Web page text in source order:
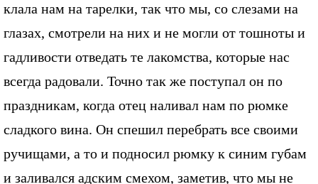
клала нам на тарелки, так что мы, со слезами на
глазах, смотрели на них и не могли от тошноты и
гадливости отведать те лакомства, которые нас
всегда радовали. Точно так же поступал он по
праздникам, когда отец наливал нам по рюмке
сладкого вина. Он спешил перебрать все своими
ручищами, а то и подносил рюмку к синим губам
и заливался адским смехом, заметив, что мы не